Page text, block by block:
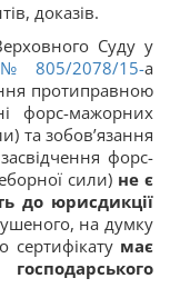
доказів.
Суду у
№ 805/2078/15-а
протиправною
форс-мажорних
та зобов’язання
форс-
сили) не є
до юрисдикції
на думку
сертифікату має